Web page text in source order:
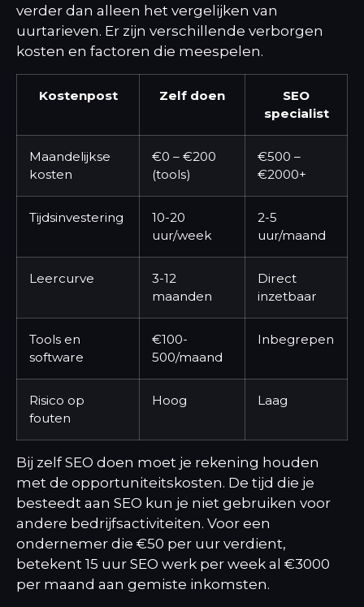
verder dan alleen het vergelijken van
uurtarieven. Er zijn verschillende verborgen
kosten en factoren die meespelen.
Kostenpost Zelf doen
SEO
specialist
Maandelijkse
kosten
€0 – €200
(tools)
€500 –
€2000+
Tijdsinvestering
10-20
uur/week
2-5
uur/maand
Leercurve
3-12
maanden
Direct
inzetbaar
Tools en
software
€100-
500/maand
Inbegrepen
Risico op
fouten
Hoog Laag
Bij zelf SEO doen moet je rekening houden
met de opportuniteitskosten. De tijd die je
besteedt aan SEO kun je niet gebruiken voor
andere bedrijfsactiviteiten. Voor een
ondernemer die €50 per uur verdient,
betekent 15 uur SEO werk per week al €3000
per maand aan gemiste inkomsten.